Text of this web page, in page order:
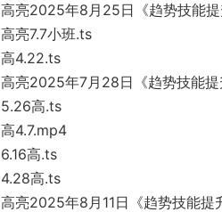
高亮2025年8月25日《趋势技能
高亮7.7小班.ts
高4.22.ts
高亮2025年7月28日《趋势技能
5.26高.ts
高4.7.mp4
6.16高.ts
4.28高.ts
高亮2025年8月11日《趋势技能提